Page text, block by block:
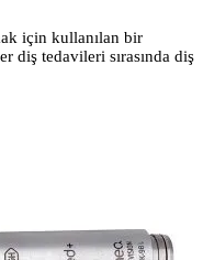
için kullanılan bir
diş tedavileri sırasında diş